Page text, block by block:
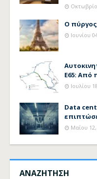
Ο πύργος
Ιουνίου
Ε65: Από
Ιουλίου
Data
Μαΐου
ΑΝΑΖΗΤΗΣΗ